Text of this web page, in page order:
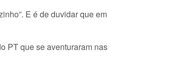
E é de duvidar que em
PT que se aventuraram nas